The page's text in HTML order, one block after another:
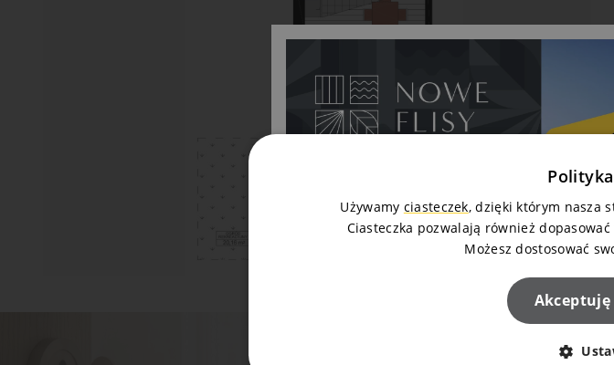
Używamy ciasteczek, dzięki którym nasza
Ciasteczka pozwalają również
Możesz dostosować
Akceptuję